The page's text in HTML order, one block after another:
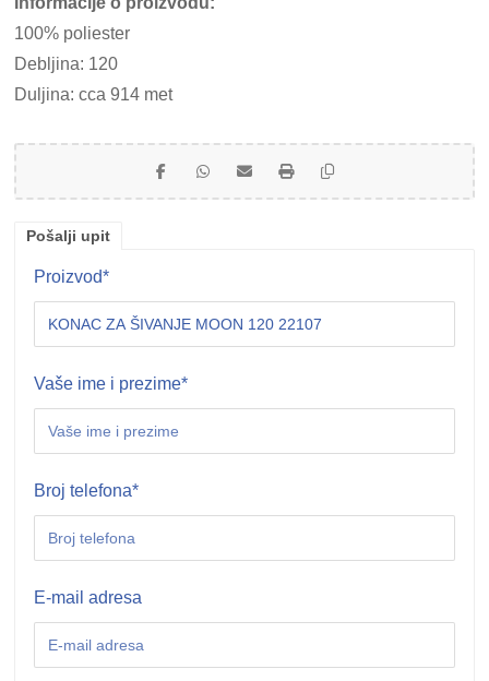
100% poliester
Debljina: 120
Duljina: cca 914 met
Pošalji upit
Proizvod*
Vaše ime i prezime*
Broj telefona*
E-mail adresa